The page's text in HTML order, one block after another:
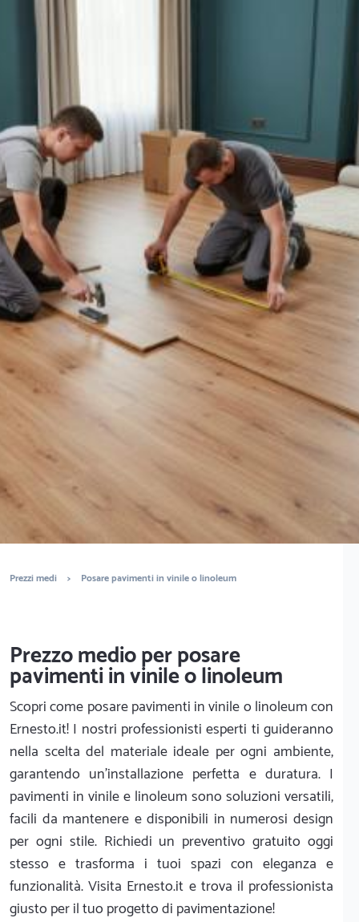
Quanto costa posare
pavimenti in vinile o
linoleum? Prezzi e
tariffe 2026
Il costo medio per posare pavimenti in vinile o
linoleum va da5€ a 14000€
Vuoi sapere il prezzo preciso per posare pavimenti in vinile o
linoleum? Ottieni preventivi gratuiti.
È completamente gratuito
Trova ditte di pavimenti
Prezzi medi > Posare pavimenti in vinile o linoleum
Prezzo medio per posare
pavimenti in vinile o linoleum
Scopri come posare pavimenti in vinile o linoleum con
Ernesto.it! I nostri professionisti esperti ti guideranno
nella scelta del materiale ideale per ogni ambiente,
garantendo un’installazione perfetta e duratura. I
pavimenti in vinile e linoleum sono soluzioni versatili,
facili da mantenere e disponibili in numerosi design
per ogni stile. Richiedi un preventivo gratuito oggi
stesso e trasforma i tuoi spazi con eleganza e
funzionalità. Visita Ernesto.it e trova il professionista
giusto per il tuo progetto di pavimentazione!